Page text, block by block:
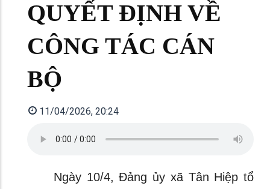
QUYẾT ĐỊNH VỀ
CÔNG TÁC CÁN
BỘ
11/04/2026, 20:24
Ngày 10/4, Đảng ủy xã Tân Hiệp tổ